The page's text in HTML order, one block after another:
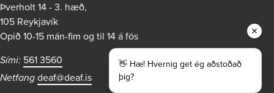
Þverholt 14 - 3. hæð,
105 Reykjavík
Opið 10-15 mán-fim og til 14 á fös
Sími: 561 3560
Netfang deaf@deaf.is
👋 Hæ! Hvernig get ég aðstoðað
þig?